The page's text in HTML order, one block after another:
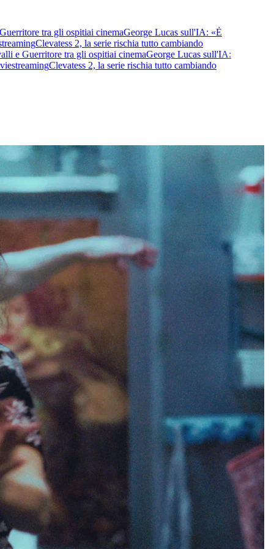
tra gli ospitiai cinemaGeorge Lucas sull'IA: «È
Clevatess 2, la serie rischia tutto cambiando
Guerritore tra gli ospitiai cinemaGeorge Lucas sull'IA:
streamingClevatess 2, la serie rischia tutto cambiando